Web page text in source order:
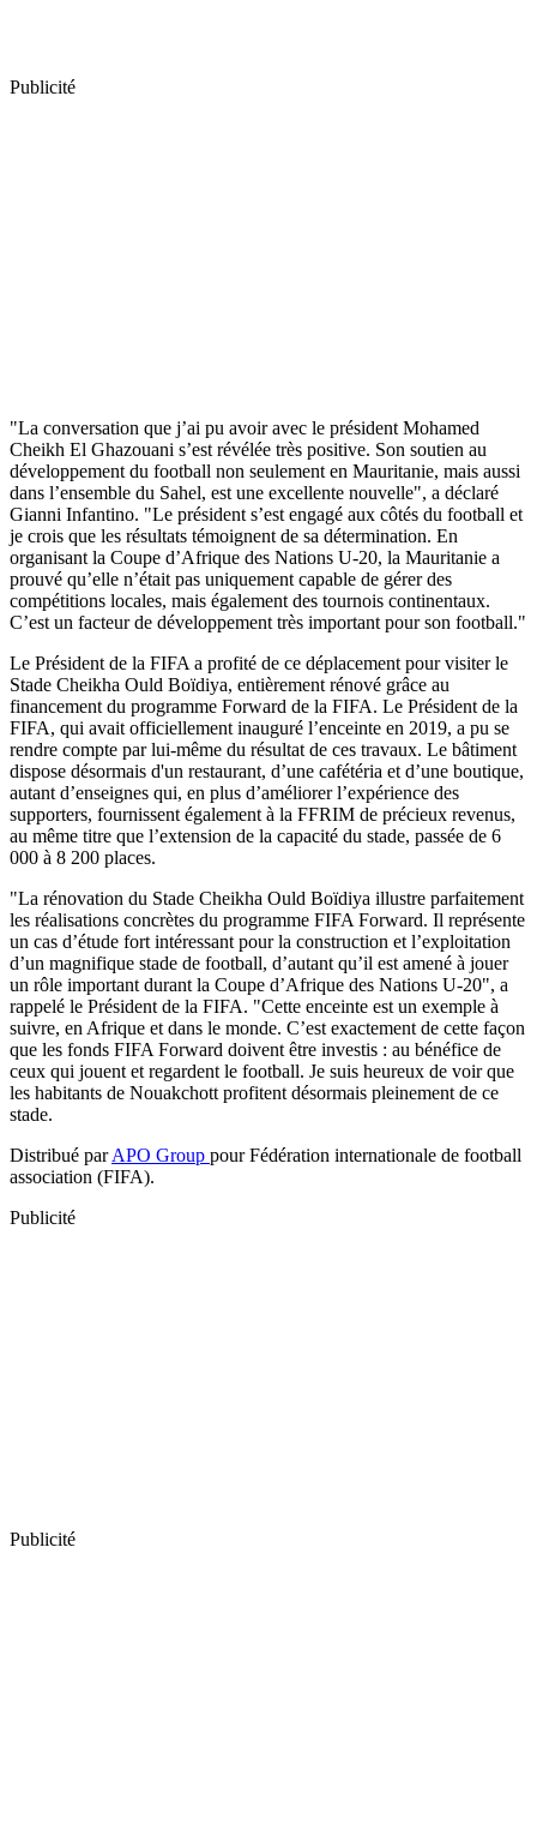
Publicité
"La conversation que j’ai pu avoir avec le président Mohamed
Cheikh El Ghazouani s’est révélée très positive. Son soutien au
développement du football non seulement en Mauritanie, mais aussi
dans l’ensemble du Sahel, est une excellente nouvelle", a déclaré
Gianni Infantino. "Le président s’est engagé aux côtés du football et
je crois que les résultats témoignent de sa détermination. En
organisant la Coupe d’Afrique des Nations U-20, la Mauritanie a
prouvé qu’elle n’était pas uniquement capable de gérer des
compétitions locales, mais également des tournois continentaux.
C’est un facteur de développement très important pour son football."
Le Président de la FIFA a profité de ce déplacement pour visiter le
Stade Cheikha Ould Boïdiya, entièrement rénové grâce au
financement du programme Forward de la FIFA. Le Président de la
FIFA, qui avait officiellement inauguré l’enceinte en 2019, a pu se
rendre compte par lui-même du résultat de ces travaux. Le bâtiment
dispose désormais d'un restaurant, d’une cafétéria et d’une boutique,
autant d’enseignes qui, en plus d’améliorer l’expérience des
supporters, fournissent également à la FFRIM de précieux revenus,
au même titre que l’extension de la capacité du stade, passée de 6
000 à 8 200 places.
"La rénovation du Stade Cheikha Ould Boïdiya illustre parfaitement
les réalisations concrètes du programme FIFA Forward. Il représente
un cas d’étude fort intéressant pour la construction et l’exploitation
d’un magnifique stade de football, d’autant qu’il est amené à jouer
un rôle important durant la Coupe d’Afrique des Nations U-20", a
rappelé le Président de la FIFA. "Cette enceinte est un exemple à
suivre, en Afrique et dans le monde. C’est exactement de cette façon
que les fonds FIFA Forward doivent être investis : au bénéfice de
ceux qui jouent et regardent le football. Je suis heureux de voir que
les habitants de Nouakchott profitent désormais pleinement de ce
stade.
Distribué parAPO Group pour Fédération internationale de football
association (FIFA).
Publicité
Publicité